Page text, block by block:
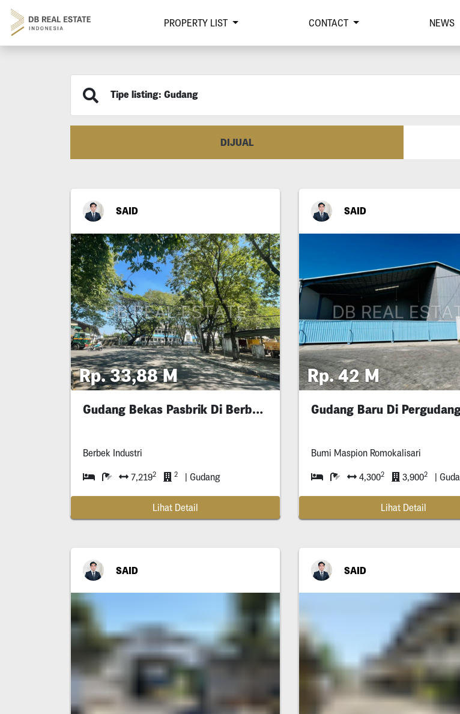
PROPERTY LIST CONTACT NEWS
Tipe listing: Gudang
DIJUAL
SAID
Rp. 33,88 M
Gudang Bekas Pasbrik Di Berbek Industri
Berbek Industri
7,2192 2 | Gudang
Lihat Detail
SAID
Rp. 42 M
Bumi Maspion Romokalisari
4,3002 3,9002 |
Lihat Detail
SAID SAID